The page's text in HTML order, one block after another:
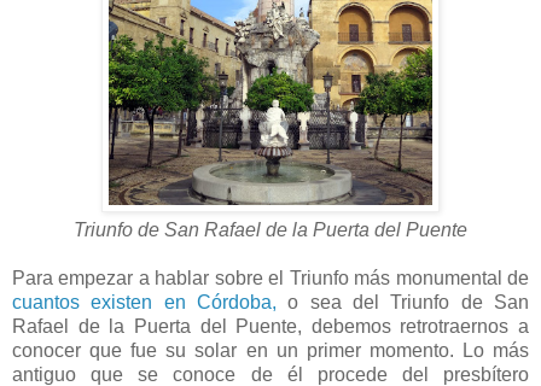
Triunfo de San Rafael de la Puerta del Puente
Para empezar a hablar sobre el Triunfo más monumental de
cuantos existen en Córdoba, o sea del Triunfo de San
Rafael de la Puerta del Puente, debemos retrotraernos a
conocer que fue su solar en un primer momento. Lo más
antiguo que se conoce de él procede del presbítero